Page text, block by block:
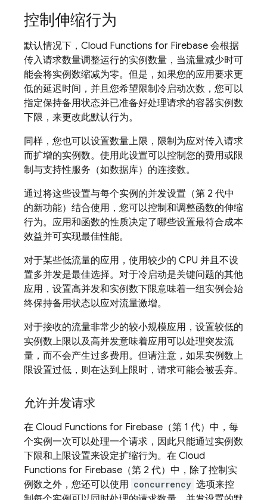
控制伸缩行为
默认情况下， Cloud Functions for Firebase 会根据
传入请求数量调整运行的实例数量，当流量减少时可
能会将实例数缩减为零。但是，如果您的应用要求更
低的延迟时间，并且您希望限制冷启动次数，您可以
指定保持备用状态并已准备好处理请求的容器实例数
下限，来更改此默认行为。
同样，您也可以设置数量上限，限制为应对传入请求
而扩增的实例数。使用此设置可以控制您的费用或限
制与支持性服务（如数据库）的连接数。
通过将这些设置与每个实例的并发设置（第 2 代中
的新功能）结合使用，您可以控制和调整函数的伸缩
行为。应用和函数的性质决定了哪些设置最符合成本
效益并可实现最佳性能。
对于某些低流量的应用，使用较少的 CPU 并且不设
置多并发是最佳选择。对于冷启动是关键问题的其他
应用，设置高并发和实例数下限意味着一组实例会始
终保持备用状态以应对流量激增。
对于接收的流量非常少的较小规模应用，设置较低的
实例数上限以及高并发意味着应用可以处理突发流
量，而不会产生过多费用。但请注意，如果实例数上
限设置过低，则在达到上限时，请求可能会被丢弃。
允许并发请求
在 Cloud Functions for Firebase （第 1 代）中，每
个实例一次可以处理一个请求，因此只能通过实例数
下限和上限设置来设定扩缩行为。在 Cloud
Functions for Firebase （第 2 代）中，除了控制实
例数之外，您还可以使用 concurrency 选项来控